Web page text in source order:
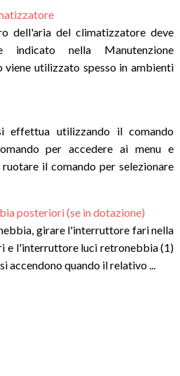
dell'aria del climatizzatore deve
indicato nella Manutenzione
viene utilizzato spesso in ambienti
effettua utilizzando il comando
per accedere ai menu e
il comando per selezionare
posteriori (se in dotazione)
girare l'interruttore fari nella
e l'interruttore luci retronebbia (1)
accendono quando il relativo ...